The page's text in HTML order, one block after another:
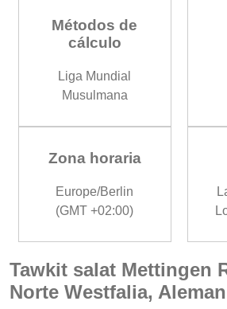
Métodos de
cálculo
Liga Mundial
Musulmana
Zona horaria
Europe/Berlin
(GMT +02:00)
Tawkit salat Mettingen
Norte Westfalia,